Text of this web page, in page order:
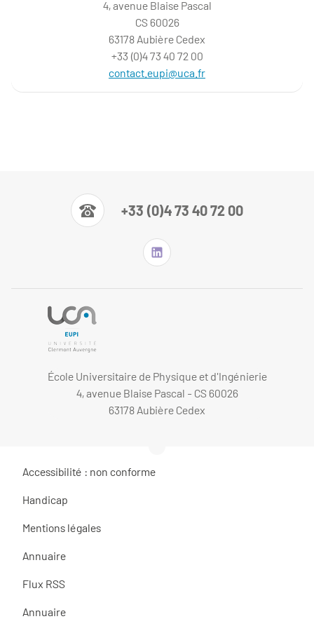
4, avenue Blaise Pascal
CS 60026
63178 Aubière Cedex
+33 (0)4 73 40 72 00
contact.eupi@uca.fr
+33 (0)4 73 40 72 00
École Universitaire de Physique et d'Ingénierie
4, avenue Blaise Pascal - CS 60026
63178 Aubière Cedex
Accessibilité : non conforme
Handicap
Mentions légales
Annuaire
Flux RSS
Annuaire